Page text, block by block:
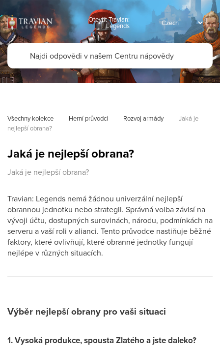
Otevřít Travian:
Legends
Všechny kolekce Herní průvodci Rozvoj armády
Jaká je
nejlepší obrana?
Jaká je nejlepší obrana?
Jaká je nejlepší obrana?
Travian: Legends nemá žádnou univerzální nejlepší
obrannou jednotku nebo strategii. Správná volba závisí na
vývoji účtu, dostupných surovinách, národu, podmínkách na
serveru a vaší roli v alianci. Tento průvodce nastiňuje běžné
faktory, které ovlivňují, které obranné jednotky fungují
nejlépe v různých situacích.
Výběr nejlepší obrany pro vaši situaci
1. Vysoká produkce, spousta Zlatého a jste daleko?